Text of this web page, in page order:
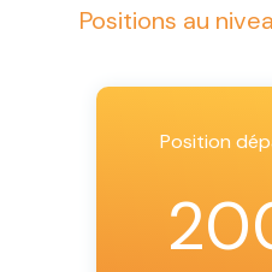
Positions au
Position